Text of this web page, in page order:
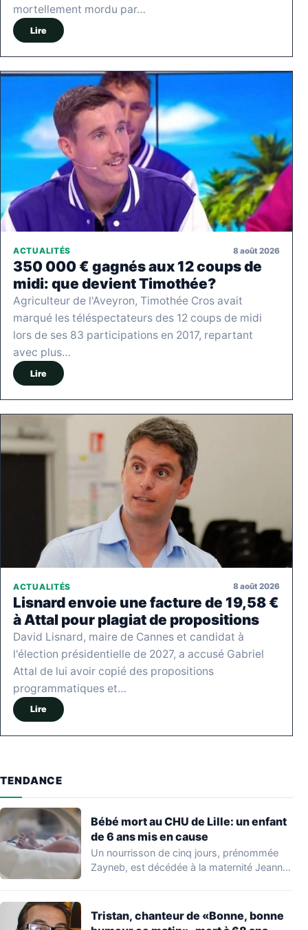
mortellement mordu par…
Lire
ACTUALITÉS 8 août 2026
350 000 € gagnés aux 12 coups de
midi: que devient Timothée?
Agriculteur de l'Aveyron, Timothée Cros avait
marqué les téléspectateurs des 12 coups de midi
lors de ses 83 participations en 2017, repartant
avec plus…
Lire
ACTUALITÉS 8 août 2026
Lisnard envoie une facture de 19,58 €
à Attal pour plagiat de propositions
David Lisnard, maire de Cannes et candidat à
l'élection présidentielle de 2027, a accusé Gabriel
Attal de lui avoir copié des propositions
programmatiques et…
Lire
TENDANCE
Bébé mort au CHU de Lille: un enfant
de 6 ans mis en cause
Un nourrisson de cinq jours, prénommée
Zayneb, est décédée à la maternité Jeanne
Tristan, chanteur de «Bonne, bonne